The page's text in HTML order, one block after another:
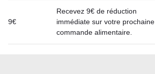
9€
Recevez 9€ de réduction
immédiate sur votre prochaine
commande alimentaire.